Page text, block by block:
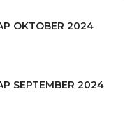
OKTOBER 2024
SEPTEMBER 2024